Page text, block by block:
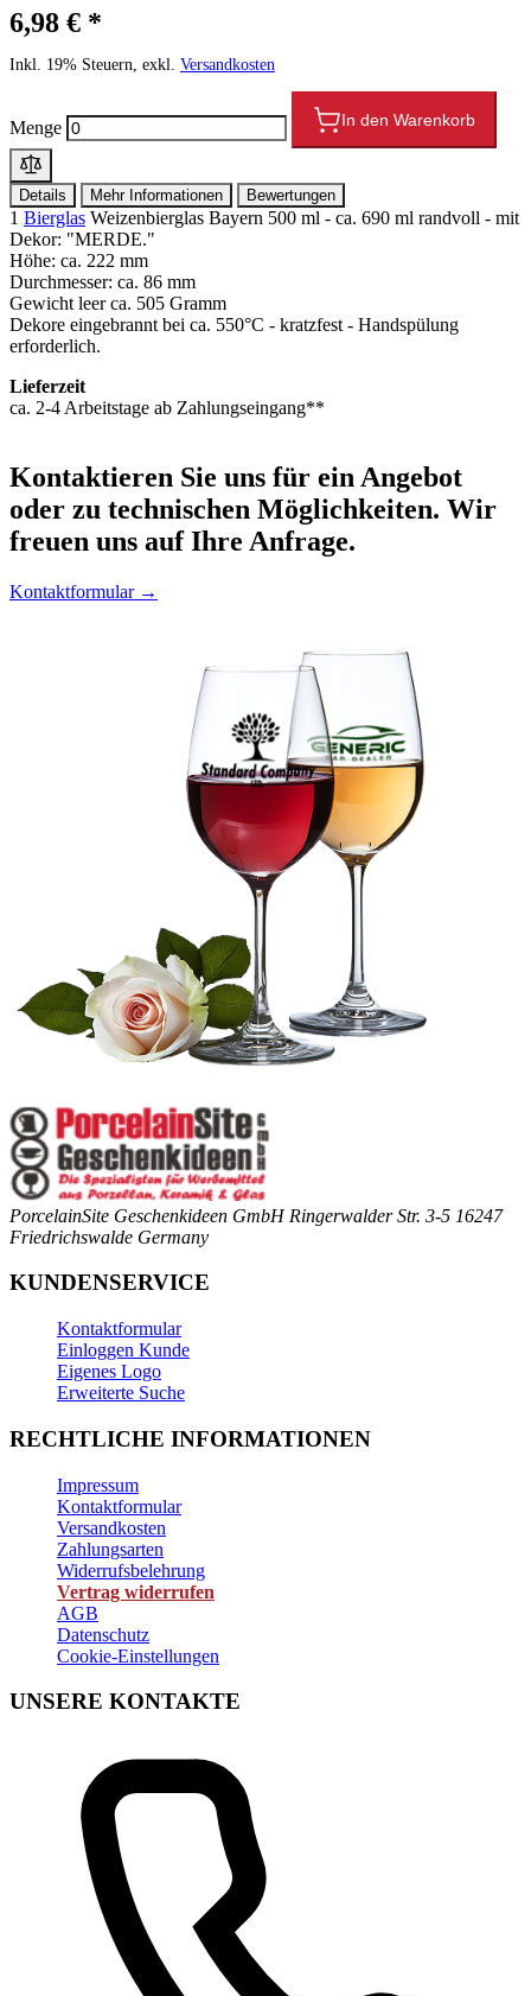
6,98 € *
Inkl. 19% Steuern, exkl. Versandkosten
Menge In den Warenkorb
Details Mehr Informationen Bewertungen
1 Bierglas Weizenbierglas Bayern 500 ml - ca. 690 ml randvoll - mit
Dekor: "MERDE."
Höhe: ca. 222 mm
Durchmesser: ca. 86 mm
Gewicht leer ca. 505 Gramm
Dekore eingebrannt bei ca. 550°C - kratzfest - Handspülung
erforderlich.
Lieferzeit
ca. 2-4 Arbeitstage ab Zahlungseingang**
Kontaktieren Sie uns für ein Angebot
oder zu technischen Möglichkeiten. Wir
freuen uns auf Ihre Anfrage.
Kontaktformular →
PorcelainSite Geschenkideen GmbH Ringerwalder Str. 3-5 16247
Friedrichswalde Germany
KUNDENSERVICE
Kontaktformular
Einloggen Kunde
Eigenes Logo
Erweiterte Suche
RECHTLICHE INFORMATIONEN
Impressum
Kontaktformular
Versandkosten
Zahlungsarten
Widerrufsbelehrung
Vertrag widerrufen
AGB
Datenschutz
Cookie-Einstellungen
UNSERE KONTAKTE